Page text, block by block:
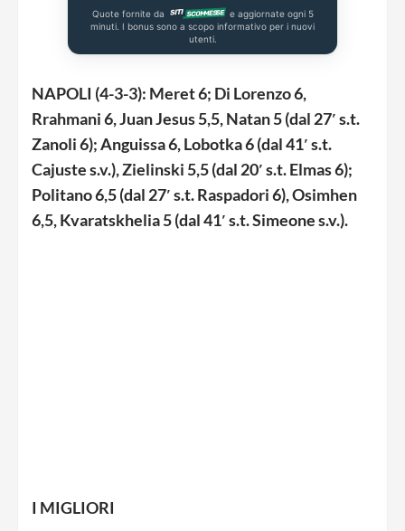
Quote fornite da
e aggiornate ogni 5
minuti. I bonus sono a scopo informativo per i nuovi
utenti.
NAPOLI (4-3-3): Meret 6; Di Lorenzo 6,
Rrahmani 6, Juan Jesus 5,5, Natan 5 (dal 27′ s.t.
Zanoli 6); Anguissa 6, Lobotka 6 (dal 41′ s.t.
Cajuste s.v.), Zielinski 5,5 (dal 20′ s.t. Elmas 6);
Politano 6,5 (dal 27′ s.t. Raspadori 6), Osimhen
6,5, Kvaratskhelia 5 (dal 41′ s.t. Simeone s.v.).
I MIGLIORI